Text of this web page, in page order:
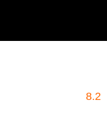
8.2